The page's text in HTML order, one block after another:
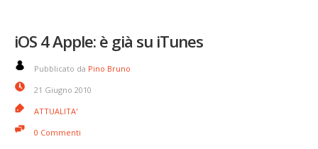
iOS 4 Apple: è già su iTunes
Pubblicato da Pino Bruno
21 Giugno 2010
ATTUALITA'
0 Commenti